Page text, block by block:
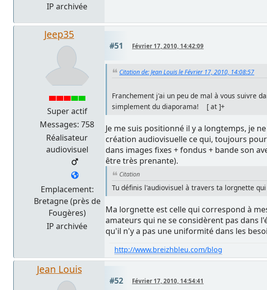
IP archivée
Jeep35
Super actif
Messages: 758
Réalisateur
audiovisuel
Emplacement:
Bretagne (près de
Fougères)
IP archivée
#51 Février 17, 2010, 14:42:09
Citation de: Jean Louis le Février 17, 2010, 14:08:57
Franchement j'ai un peu de mal à vous suivre
simplement du diaporama! [ at ]+
Je me suis positionné il y a longtemps, je
création audiovisuelle ce qui, toujours
dans images fixes + fondus + bande son
être très prenante).
Citation
Tu définis l'audiovisuel à travers ta lorgnette
Ma lorgnette est celle qui correspond à
amateurs qui ne se considèrent pas dans
qu'il n'y a pas une uniformité dans les
http://www.breizhbleu.com/blog
Jean Louis
#52 Février 17, 2010, 14:54:41